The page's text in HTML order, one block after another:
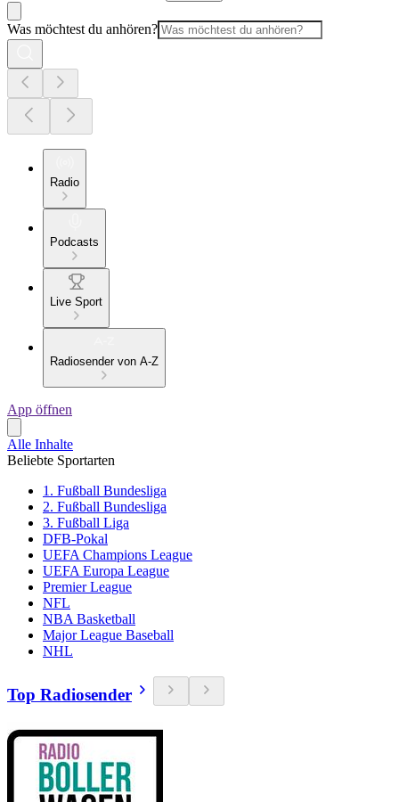
Was möchtest du anhören?
Radio
Podcasts
Live Sport
Radiosender von A-Z
App öffnen
Alle Inhalte
Beliebte Sportarten
1. Fußball Bundesliga
2. Fußball Bundesliga
3. Fußball Liga
DFB-Pokal
UEFA Champions League
UEFA Europa League
Premier League
NFL
NBA Basketball
Major League Baseball
NHL
Top Radiosender